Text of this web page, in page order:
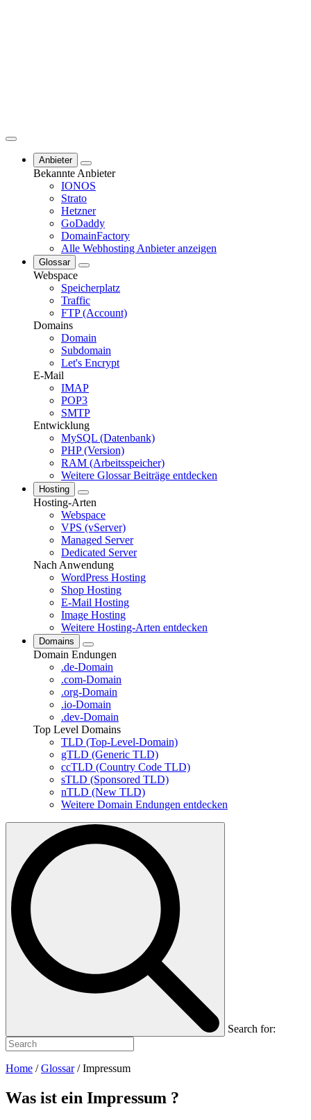
Anbieter
Bekannte Anbieter
IONOS
Strato
Hetzner
GoDaddy
DomainFactory
Alle Webhosting Anbieter anzeigen
Glossar
Webspace
Speicherplatz
Traffic
FTP (Account)
Domains
Domain
Subdomain
Let's Encrypt
E-Mail
IMAP
POP3
SMTP
Entwicklung
MySQL (Datenbank)
PHP (Version)
RAM (Arbeitsspeicher)
Weitere Glossar Beiträge entdecken
Hosting
Hosting-Arten
Webspace
VPS (vServer)
Managed Server
Dedicated Server
Nach Anwendung
WordPress Hosting
Shop Hosting
E-Mail Hosting
Image Hosting
Weitere Hosting-Arten entdecken
Domains
Domain Endungen
.de-Domain
.com-Domain
.org-Domain
.io-Domain
.dev-Domain
Top Level Domains
TLD (Top-Level-Domain)
gTLD (Generic TLD)
ccTLD (Country Code TLD)
sTLD (Sponsored TLD)
nTLD (New TLD)
Weitere Domain Endungen entdecken
Search for:
Home /Glossar/Impressum
Was ist ein Impressum ?